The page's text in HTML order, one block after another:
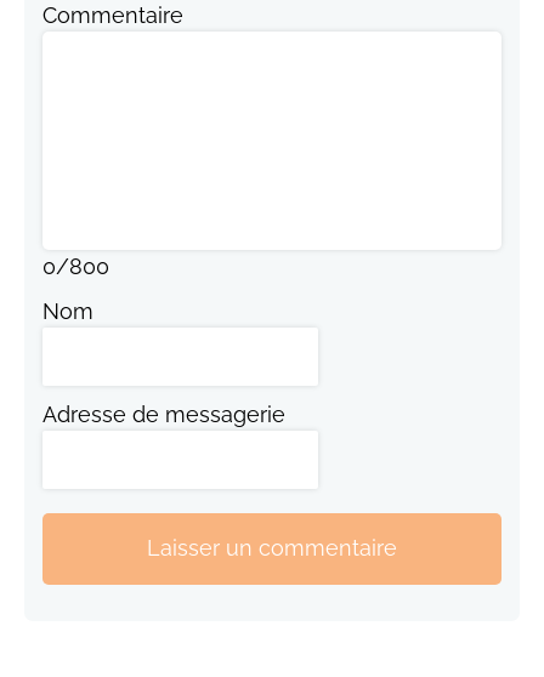
Commentaire
0/800
Nom
Adresse de messagerie
Laisser un commentaire